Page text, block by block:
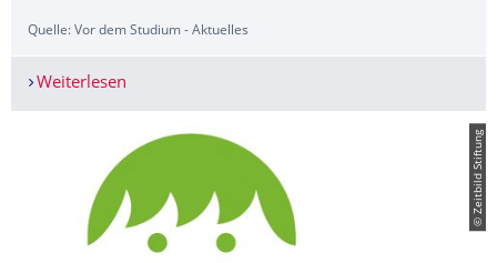
Quelle: Vor dem Studium - Aktuelles
Weiterlesen
© Zeitbild Stiftung